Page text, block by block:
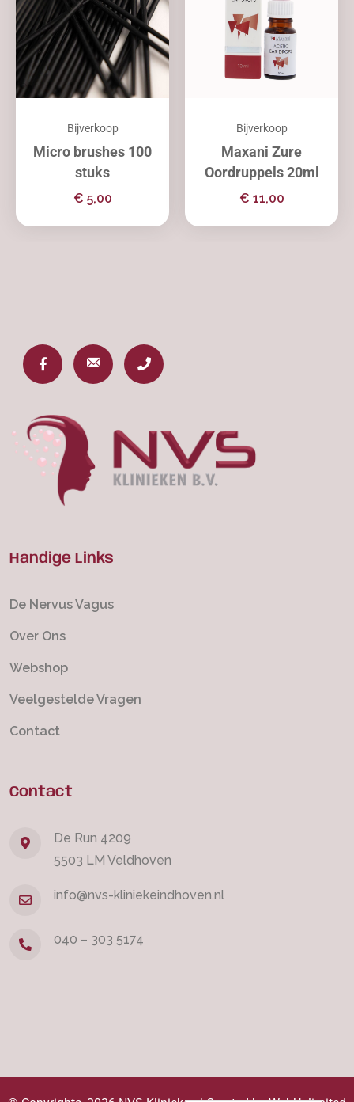
Bijverkoop
Micro brushes 100
stuks
€ 5,00
Bijverkoop
Maxani Zure
Oordruppels 20ml
€ 11,00
Handige Links
De Nervus Vagus
Over Ons
Webshop
Veelgestelde Vragen
Contact
Contact
De Run 4209
5503 LM Veldhoven
info@nvs-kliniekeindhoven.nl
040 – 303 5174